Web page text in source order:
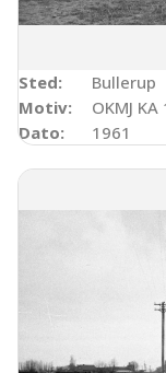
Sted:
Bullerup
Motiv:
OKMJ
Dato:
1961